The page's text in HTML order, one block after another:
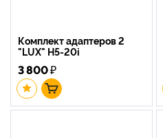
Комплект адаптеров 2
"LUX" H5-20i
3 800₽